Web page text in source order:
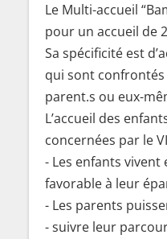
Le Multi-accueil
pour un accueil de
Sa spécificité est
qui sont confrontés
parent.s ou eux-
L’accueil des
concernées par le
- Les enfants
favorable à leur
- Les parents
- suivre leur